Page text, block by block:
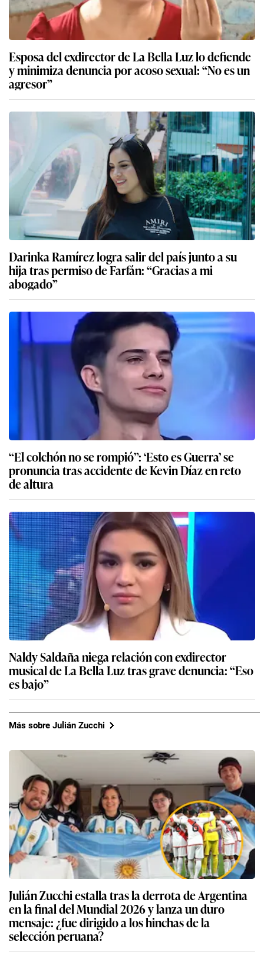
Esposa del exdirector de La Bella Luz lo defiende
y minimiza denuncia por acoso sexual: “No es un
agresor”
Darinka Ramírez logra salir del país junto a su
hija tras permiso de Farfán: “Gracias a mi
abogado”
“El colchón no se rompió”: ‘Esto es Guerra’ se
pronuncia tras accidente de Kevin Díaz en reto
de altura
Naldy Saldaña niega relación con exdirector
musical de La Bella Luz tras grave denuncia: “Eso
es bajo”
Más sobre Julián Zucchi
Julián Zucchi estalla tras la derrota de Argentina
en la final del Mundial 2026 y lanza un duro
mensaje: ¿fue dirigido a los hinchas de la
selección peruana?